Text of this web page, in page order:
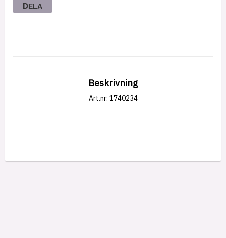
DELA
Beskrivning
Art.nr: 1740234